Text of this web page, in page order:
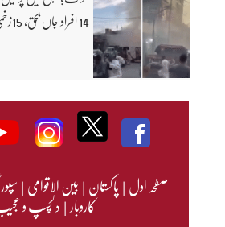
14 افراد جاں بحق، 15زخمی ہوگئے
صفحہ اول|پاکستان|بین الاقوامی|
کاروبار|دلچسپ و